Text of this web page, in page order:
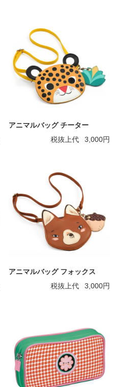
アニマルバッグ チーター
税抜上代
3,000円
アニマルバッグ フォックス
税抜上代
3,000円